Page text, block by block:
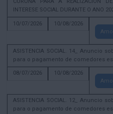
INTERESE SOCIAL DURANTE O ANO
10/07/2026
10/08/2026
ASISTENCIA SOCIAL. 14_ Anuncio
para o pagamento de comedores
08/07/2026
10/08/2026
ASISTENCIA SOCIAL. 12_ Anuncio
para o pagamento de comedores